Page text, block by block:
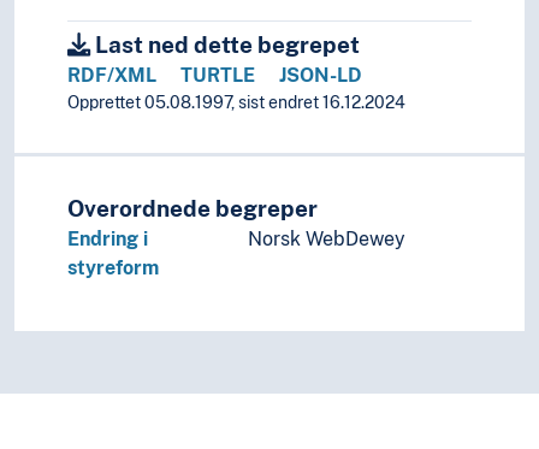
Last ned dette begrepet
RDF/XML TURTLE JSON-LD
Opprettet 05.08.1997, sist endret 16.12.2024
Overordnede begreper
Endring i
styreform
Norsk WebDewey